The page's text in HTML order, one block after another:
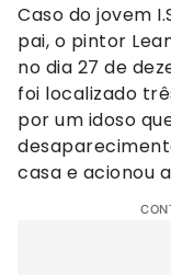
Caso do jovem
pai, o pintor
no dia 27 de
foi localizado
por um idoso
casa e acionou